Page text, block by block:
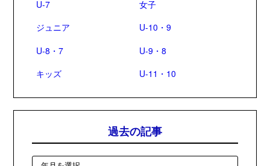
U-7
女子
ジュニア
U-10・9
U-8・7
U-9・8
キッズ
U-11・10
過去の記事